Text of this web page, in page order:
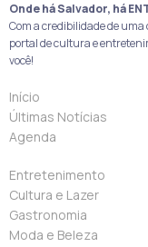
Onde há Salvador, há
Com a credibilidade de
portal de cultura e
você!
Início
Últimas Notícias
Agenda
Entretenimento
Cultura e Lazer
Gastronomia
Moda e Beleza